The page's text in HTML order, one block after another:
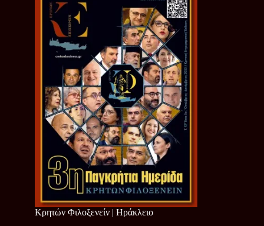
Κρητών Φιλοξενείν | Ηράκλειο